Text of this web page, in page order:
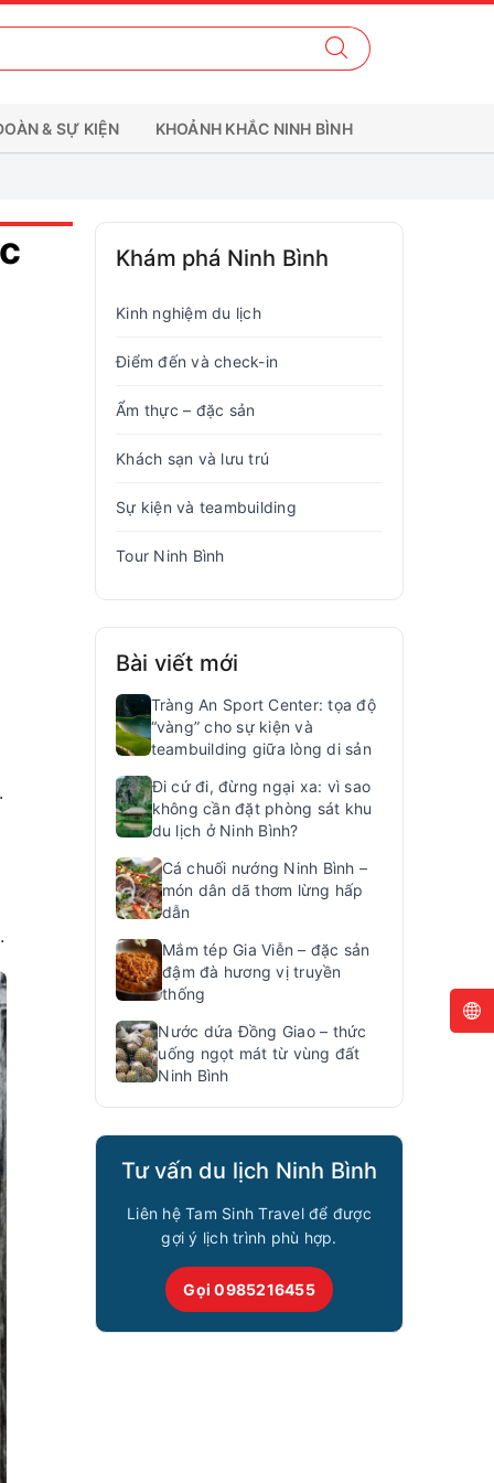
& SỰ KIỆN KHOẢNH KHẮC NINH BÌNH
Khám phá Ninh Bình
Kinh nghiệm du lịch
Điểm đến và check-in
Ẩm thực – đặc sản
Khách sạn và lưu trú
Sự kiện và teambuilding
Tour Ninh Bình
Bài viết mới
Tràng An Sport Center: tọa độ
“vàng” cho sự kiện và
teambuilding giữa lòng di sản
Đi cứ đi, đừng ngại xa: vì sao
không cần đặt phòng sát khu
du lịch ở Ninh Bình?
Cá chuối nướng Ninh Bình –
món dân dã thơm lừng hấp
dẫn
Mắm tép Gia Viễn – đặc sản
đậm đà hương vị truyền
thống
Nước dứa Đồng Giao – thức
uống ngọt mát từ vùng đất
Ninh Bình
Tư vấn du lịch Ninh Bình
Liên hệ Tam Sinh Travel để được
gợi ý lịch trình phù hợp.
Gọi 0985216455